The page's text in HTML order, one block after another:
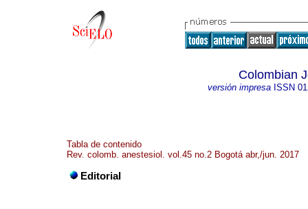
Colombian
versión impresaISSN
Tabla de contenido
Rev. colomb. anestesiol. vol.45 no.2 Bogotá abr,/jun. 2017
Editorial